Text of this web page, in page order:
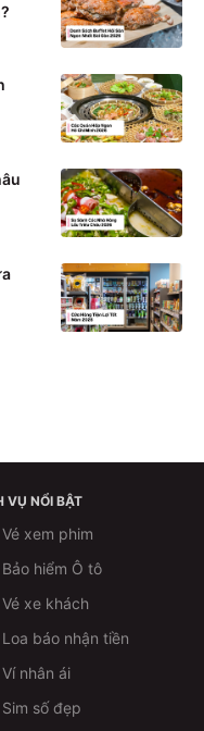
VỤ NỔI BẬT
Vé xem phim
Bảo hiểm Ô tô
Vé xe khách
Loa báo nhận tiền
Ví nhân ái
Sim số đẹp